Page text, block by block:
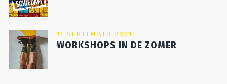
11 SEPTEMBER 2021
WORKSHOPS IN DE ZOMER